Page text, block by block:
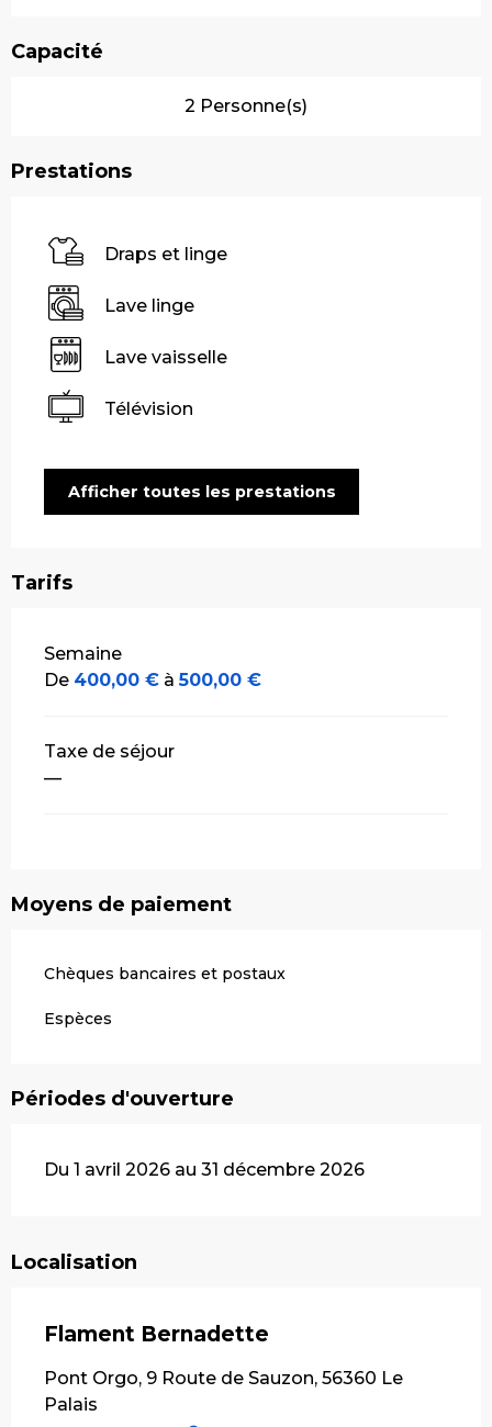
Capacité
2 Personne(s)
Prestations
Draps et linge
Lave linge
Lave vaisselle
Télévision
Afficher toutes les prestations
Tarifs
Tarifs 2026
Semaine
De 400,00 € à500,00 €
Taxe de séjour
—
Moyens de paiement
Chèques bancaires et postaux
Espèces
Périodes d'ouverture
Du 1 avril 2026 au 31 décembre 2026
Localisation
Flament Bernadette
Pont Orgo, 9 Route de Sauzon, 56360 Le
Palais